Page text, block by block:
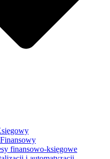
finansowo-księgowe